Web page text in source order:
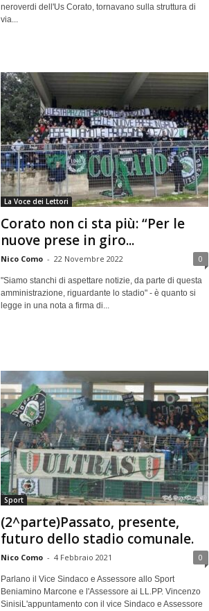
neroverdi dell'Us Corato, tornavano sulla struttura di
via...
La Voce dei Lettori
Corato non ci sta più: “Per le
nuove prese in giro...
Nico Como - 22 Novembre 2022 0
"Siamo stanchi di aspettare notizie, da parte di questa
amministrazione, riguardante lo stadio" - è quanto si
legge in una nota a firma di...
Sport
(2^parte)Passato, presente,
futuro dello stadio comunale.
Nico Como - 4 Febbraio 2021 0
Parlano il Vice Sindaco e Assessore allo Sport
Beniamino Marcone e l'Assessore ai LL.PP. Vincenzo
SinisiL'appuntamento con il vice Sindaco e Assessore